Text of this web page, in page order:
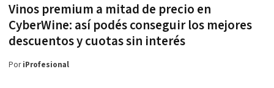
Vinos premium a mitad de precio en
CyberWine: así podés conseguir los mejores
descuentos y cuotas sin interés
PoriProfesional